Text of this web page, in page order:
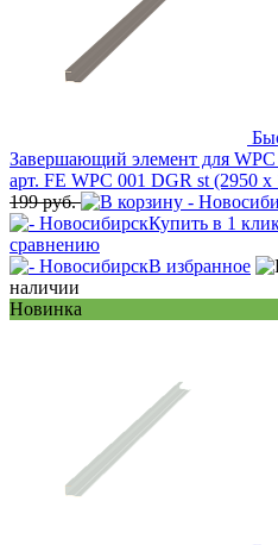
Завершающий элемент для
арт. FE WPC 001 DGR st (2950
199 руб.
Купить в 1
сравнению
В избранное
наличии
Новинка